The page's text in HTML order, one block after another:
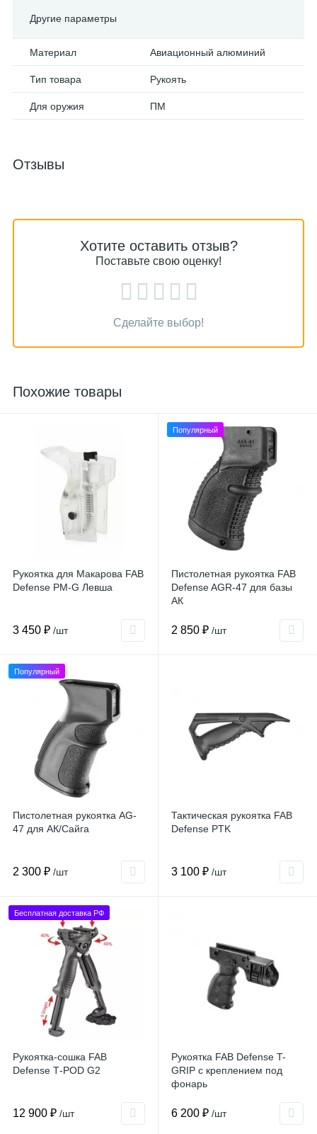
Другие параметры
Материал Авиационный алюминий
Тип товара Рукоять
Для оружия ПМ
Отзывы
Хотите оставить отзыв?
Поставьте свою оценку!
Сделайте выбор!
Похожие товары
Рукоятка для Макарова FAB
Defense PM-G Левша
3 450 ₽ /шт
Популярный
Пистолетная рукоятка FAB
Defense AGR-47 для базы
АК
2 850 ₽ /шт
Популярный
Пистолетная рукоятка AG-
47 для АК/Сайга
2 300 ₽ /шт
Тактическая рукоятка FAB
Defense PTK
3 100 ₽ /шт
Бесплатная доставка РФ
Рукоятка-сошка FAB
Defense Т-POD G2
12 900 ₽ /шт
Рукоятка FAB Defense T-
GRIP с креплением под
фонарь
6 200 ₽ /шт